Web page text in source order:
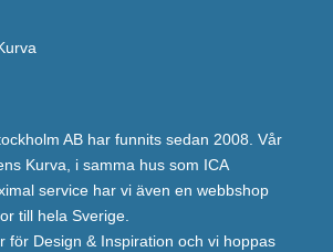
AB har funnits sedan 2008. Vår
Kurva, i samma hus som ICA
service har vi även en webbshop
till hela Sverige.
för Design & Inspiration och vi hoppas